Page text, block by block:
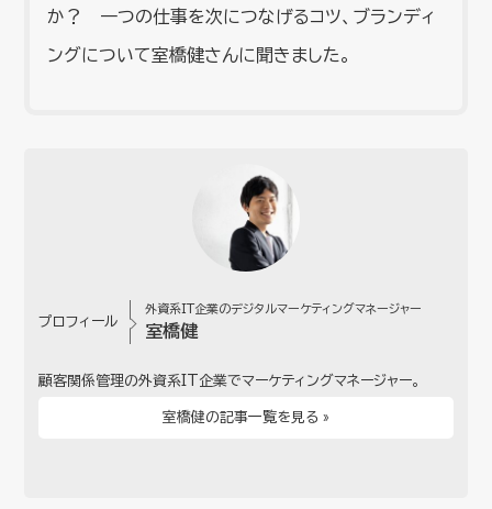
か？ 一つの仕事を次につなげるコツ、ブランディ
ングについて室橋健さんに聞きました。
プロフィール
外資系IT企業のデジタルマーケティングマネージャー
室橋健
顧客関係管理の外資系IT企業でマーケティングマネージャー。
室橋健の記事一覧を見る »